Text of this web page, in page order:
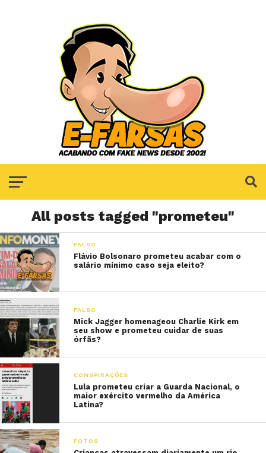
All posts tagged "prometeu"
FALSO
Flávio Bolsonaro prometeu acabar com o
salário mínimo caso seja eleito?
FALSO
Mick Jagger homenageou Charlie Kirk em
seu show e prometeu cuidar de suas
órfãs?
CONSPIRAÇÕES
Lula prometeu criar a Guarda Nacional, o
maior exército vermelho da América
Latina?
FOTOS